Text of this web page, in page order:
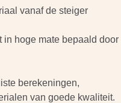
vanaf de steiger
in hoge mate bepaald door
berekeningen,
van goede kwaliteit.